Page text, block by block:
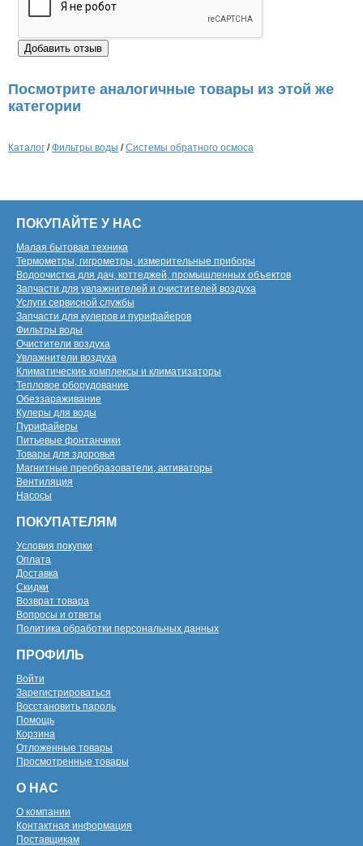
Посмотрите аналогичные товары из этой же
категории
Каталог /Фильтры воды /Системы обратного осмоса
ПОКУПАЙТЕ У НАС
Малая бытовая техника
Термометры, гигрометры, измерительные приборы
Водоочистка для дач, коттеджей, промышленных объектов
Запчасти для увлажнителей и очистителей воздуха
Услуги сервисной службы
Запчасти для кулеров и пурифайеров
Фильтры воды
Очистители воздуха
Увлажнители воздуха
Климатические комплексы и климатизаторы
Тепловое оборудование
Обеззараживание
Кулеры для воды
Пурифайеры
Питьевые фонтанчики
Товары для здоровья
Магнитные преобразователи, активаторы
Вентиляция
Насосы
ПОКУПАТЕЛЯМ
Условия покупки
Оплата
Доставка
Скидки
Возврат товара
Вопросы и ответы
Политика обработки персональных данных
ПРОФИЛЬ
Войти
Зарегистрироваться
Восстановить пароль
Помощь
Корзина
Отложенные товары
Просмотренные товары
О НАС
О компании
Контактная информация
Поставщикам